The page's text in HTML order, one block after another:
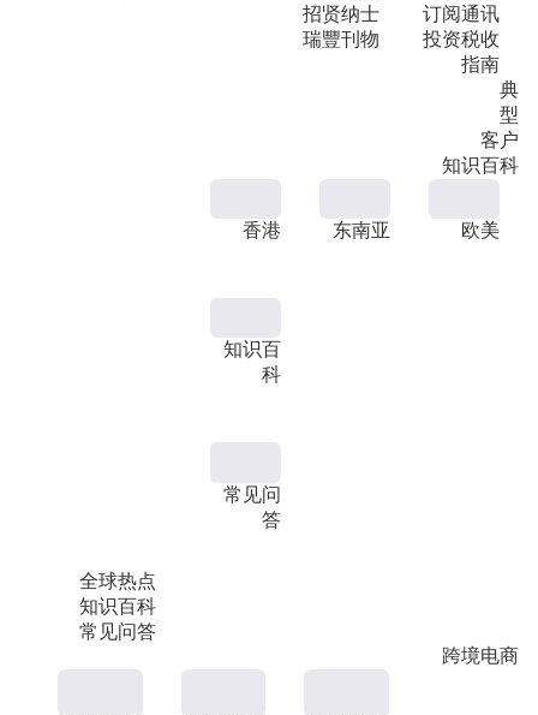
招贤纳士
瑞豐刊物
订阅通讯
投资税收
指南
典
型
客户
知识百科
全球热点
知识百科
常见问答
香港 东南亚 欧美
知识百
科
常见问
答
跨境电商